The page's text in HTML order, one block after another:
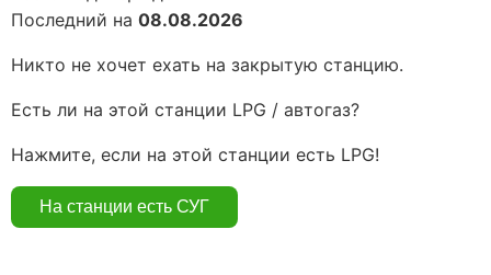
Последний на 08.08.2026
Никто не хочет ехать на закрытую станцию.
Есть ли на этой станции LPG / автогаз?
Нажмите, если на этой станции есть LPG!